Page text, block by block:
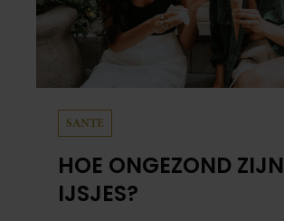
SANTE
HOE ONGEZOND ZIJN
IJSJES?